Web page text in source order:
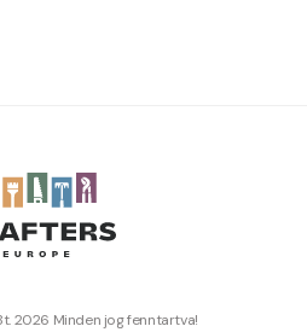
2026 Minden jog fenntartva!